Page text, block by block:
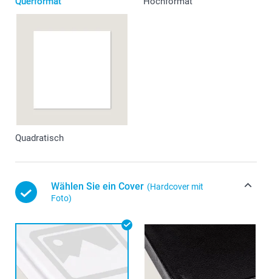
Quadratisch
Wählen Sie ein Cover (Hardcover mit
Foto)